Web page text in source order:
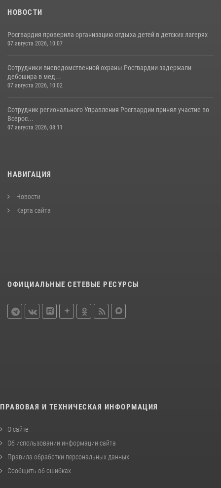
НОВОСТИ
Росгвардия проверила организацию отдыха детей в детских лагерях
07 августа 2026, 10:07
Сотрудники вневедомственной охраны Росгвардии задержали
дебошира в мед...
07 августа 2026, 10:02
Сотрудник регионального Управления Росгвардии принял участие во
Всерос...
07 августа 2026, 08:11
НАВИГАЦИЯ
Новости
Карта сайта
ОФИЦИАЛЬНЫЕ СЕТЕВЫЕ РЕСУРСЫ
ПРАВОВАЯ И ТЕХНИЧЕСКАЯ ИНФОРМАЦИЯ
О сайте
Об использовании информации сайта
Правила обработки персональных данных
Сообщить об ошибках